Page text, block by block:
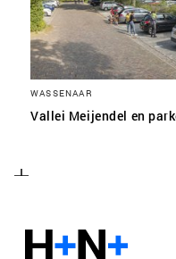
WASSENAAR
Vallei Meijendel en